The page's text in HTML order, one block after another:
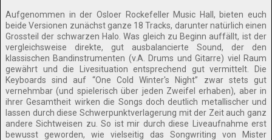
Aufgenommen in der Osloer Rockefeller Music Hall, bieten euch
beide Versionen zunächst ganze 18 Tracks, darunter natürlich einen
Grossteil der schwarzen Halo. Was gleich zu Beginn auffällt, ist der
vergleichsweise direkte, gut ausbalancierte Sound, der den
klassischen Bandinstrumenten (v.A. Drums und Gitarre) viel Raum
gewährt und die Livesituation entsprechend gut vermittelt. Die
Keyboards sind auf “One Cold Winter's Night” zwar stets gut
vernehmbar (und spielerisch über jeden Zweifel erhaben), aber in
ihrer Gesamtheit wirken die Songs doch deutlich metallischer und
lassen durch diese Schwerpunktverlagerung mit der Zeit auch ganz
andere Sichtweisen zu. So ist mir durch diese Liveaufnahme erst
bewusst geworden, wie vielseitig das Songwriting von Mister